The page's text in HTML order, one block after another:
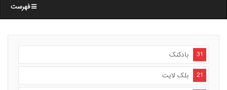
فهرست
بادکنک
31
بلک لایت
21